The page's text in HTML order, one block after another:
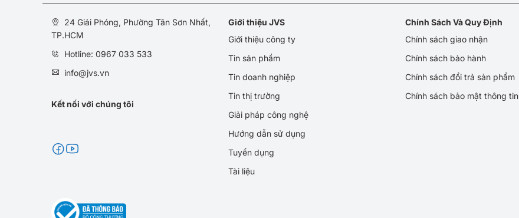
24 Giải Phóng, Phường Tân Sơn Nhất,
TP.HCM
Hotline: 0967 033 533
info@jvs.vn
Kết nối với chúng tôi
Giới thiệu JVS
Giới thiệu công ty
Tin sản phẩm
Tin doanh nghiệp
Tin thị trường
Giải pháp công nghệ
Hướng dẫn sử dụng
Tuyển dụng
Tài liệu
Chính Sách Và Quy Định
Chính sách giao nhận
Chính sách bảo hành
Chính sách đổi trả sản phẩm
Chính sách bảo mật thông tin